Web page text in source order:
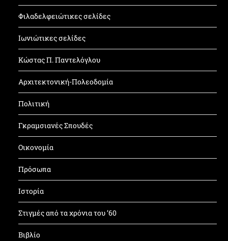
Φιλαδελφειώτικες σελίδες
Ιωνιώτικες σελίδες
Κώστας Π. Παντελόγλου
Αρχιτεκτονική-Πολεοδομία
Πολιτική
Γκραμσιανές Σπουδές
Οικονομία
Πρόσωπα
Ιστορία
Στιγμές από τα χρόνια του ’60
Βιβλίο